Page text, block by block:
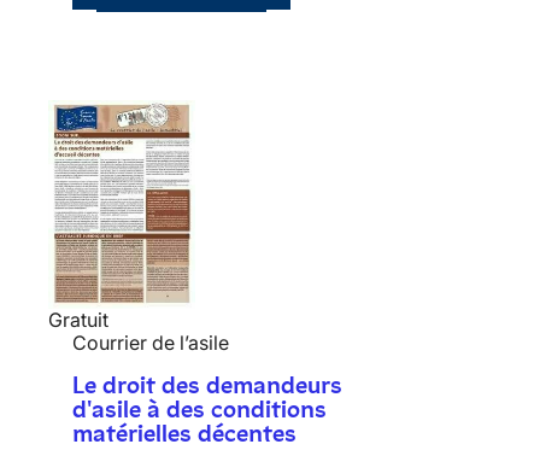
Gratuit
Courrier de l’asile
Le droit des demandeurs
d'asile à des conditions
matérielles décentes